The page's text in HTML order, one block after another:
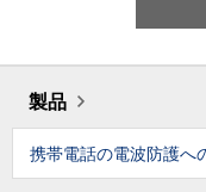
製品
携帯電話の電波防護へ